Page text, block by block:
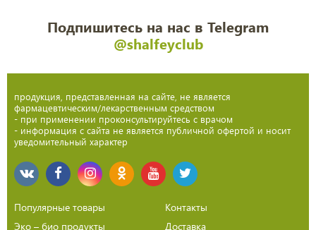
Подпишитесь на нас в Telegram
@shalfeyclub
продукция, представленная на сайте, не является
фармацевтическим/лекарственным средством
- при применении проконсультируйтесь с врачом
- информация с сайта не является публичной офертой и носит
уведомительный характер
Популярные товары
Эко – био продукты
Контакты
Доставка